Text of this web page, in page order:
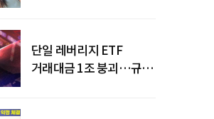
단일 레버리지 ETF
거래대금 1조 붕괴…규제